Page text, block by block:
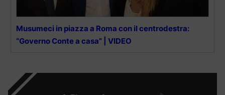
Musumeci in piazza a Roma con il centrodestra:
“Governo Conte a casa” | VIDEO